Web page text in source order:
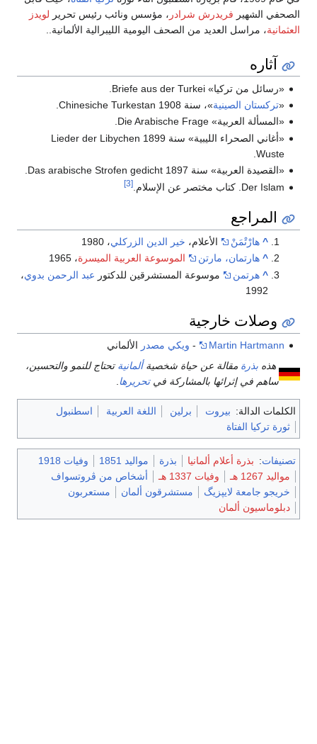
الصحفي الشهير فريدرش شرادر ، مؤسس ونائب رئيس تحرير لويدز
العثمانية، مراسل العديد من الصحف اليومية الليبرالية الألمانية..
آثاره
«رسائل من تركيا» Briefe aus der Turkei.
«تركستان الصينية»، سنة 1908 Chinesiche Turkestan.
«المسألة العربية» Die Arabische Frage.
«أغاني الصحراء الليبية» سنة 1899 Lieder der Libychen
Wuste.
«القصيدة العربية» سنة 1897 Das arabische Strofen gedicht.
Der Islam. كتاب مختصر عن الإسلام.
[3]
المراجع
^ هارْتْمَنْ الأعلام، خير الدين الزركلي، 1980
^ هارتمان، مارتن الموسوعة العربية الميسرة، 1965
^ هرتمن موسوعة المستشرقين للدكتور عبد الرحمن بدوي،
1992
وصلات خارجية
Martin Hartmann
- ويكي مصدر الألماني
هذه بذرة مقالة عن حياة شخصيةألمانية تحتاج للنمو والتحسين،
ساهم في إثرائها بالمشاركة فيتحريرها
الكلمات الدالة: بيروت برلين اللغة العربية
اسطنبول
ثورة تركيا الفتاة
تصنيفات: بذرة أعلام ألمانيا بذرة مواليد 1851
وفيات 1918
مواليد 1267 هـ
وفيات 1337 هـ
أشخاص من ڤروتسواف
خريجو جامعة لايپزيگ
مستشرقون ألمان
مستعربون
دبلوماسيون ألمان